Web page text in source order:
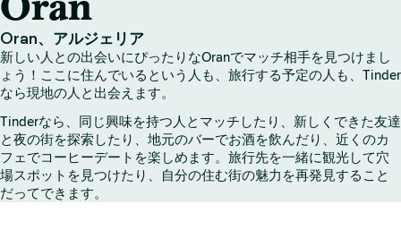
ペ
ー
ジ
Oran、アルジェリア
新しい人との出会いにぴったりなOranでマッチ相手を見つけまし
ょう！ここに住んでいるという人も、旅行する予定の人も、Tinder
なら現地の人と出会えます。
Tinderなら、同じ興味を持つ人とマッチしたり、新しくできた友達
と夜の街を探索したり、地元のバーでお酒を飲んだり、近くのカ
フェでコーヒーデートを楽しめます。旅行先を一緒に観光して穴
場スポットを見つけたり、自分の住む街の魅力を再発見すること
だってできます。